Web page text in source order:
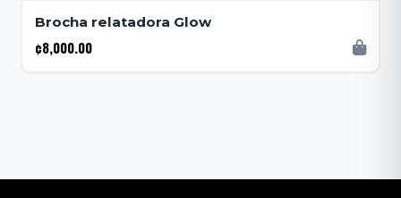
Brocha relatadora Glow
¢8,000.00